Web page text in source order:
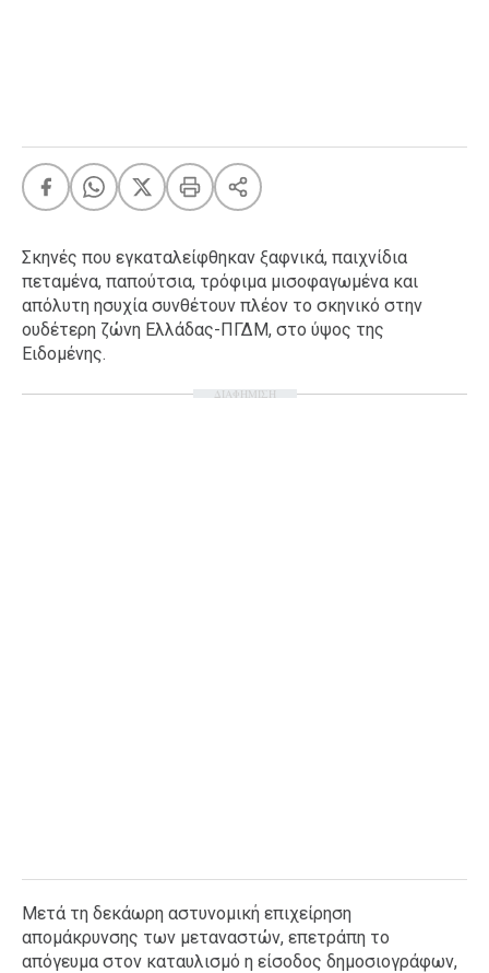
OMG LOL
Xmas
Σκηνές που εγκαταλείφθηκαν ξαφνικά, παιχνίδια
πεταμένα, παπούτσια, τρόφιμα μισοφαγωμένα και
απόλυτη ησυχία συνθέτουν πλέον το σκηνικό στην
ουδέτερη ζώνη Ελλάδας-ΠΓΔΜ, στο ύψος της
Ειδομένης.
ΔΙΑΦΗΜΙΣΗ
Μετά τη δεκάωρη αστυνομική επιχείρηση
απομάκρυνσης των μεταναστών, επετράπη το
απόγευμα στον καταυλισμό η είσοδος δημοσιογράφων,